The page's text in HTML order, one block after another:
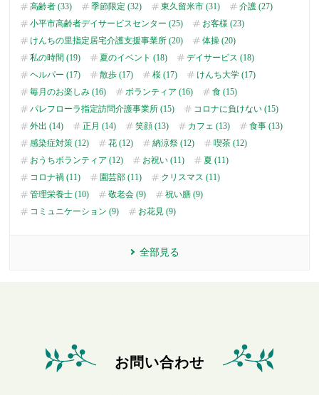
高齢者 (33)
季節限定 (32) 東久留米市 (31)
介護 (27)
小平市高齢者デイサービスセンター (25)
お客様 (23)
けんちの里指定居宅介護支援事業所 (20)
体操 (20)
私の時間 (19)
夏のイベント (18)
デイサービス (18)
ヘルパー (17)
散歩 (17) 桜 (17)
けんち大学 (17)
毎月のお楽しみ (16)
ボランティア (16)
食 (15)
パレフローラ指定訪問介護事業所 (15)
コロナに負けない (15)
外出 (14)
正月 (14) 笑顔 (13) カフェ (13)
食事 (13)
感染症対策 (12)
花 (12) 納涼祭 (12)
喫茶 (12)
おうちボランティア (12)
お祝い (11)
夏 (11)
コロナ禍 (11)
園芸部 (11)
クリスマス (11)
管理栄養士 (10)
敬老会 (9)
祝い膳 (9)
コミュニケーション (9)
お花見 (9)
全部見る
お問い合わせ